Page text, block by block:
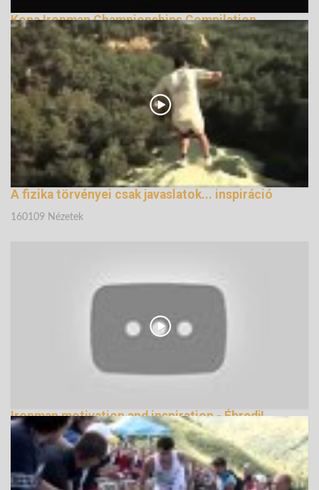
Kona Ironman Championships Compilation,
Immediate Music
138621 Nézetek
A fizika törvényei csak javaslatok... inspiráció
160109 Nézetek
Ironman motivation and inspiration - Ébredj!
139179 Nézetek